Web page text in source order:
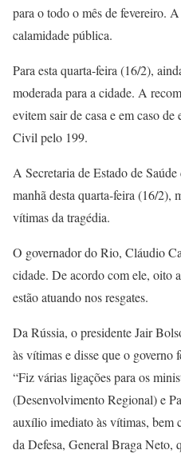
para o todo o mês de fevereiro.
calamidade pública.
Para esta quarta-feira (16/2),
moderada para a cidade. A
evitem sair de casa e em caso
Civil pelo 199.
A Secretaria de Estado de
manhã desta quarta-feira (16/2),
vítimas da tragédia.
O governador do Rio, Cláudio
cidade. De acordo com ele, oito
estão atuando nos resgates.
Da Rússia, o presidente Jair
às vítimas e disse que o
“Fiz várias ligações para os
(Desenvolvimento Regional) e
auxílio imediato às vítimas, bem
da Defesa, General Braga Neto,